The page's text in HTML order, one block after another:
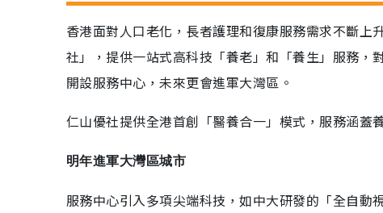
香港面對人口老化，長者護理和復康服務需求不斷
社」，提供一站式高科技「養老」和「養生」服務，
開設服務中心，未來更會進軍大灣區。
仁山優社提供全港首創「醫養合一」模式，服務涵蓋
明年進軍大灣區城市
服務中心引入多項尖端科技，如中大研發的「全自動